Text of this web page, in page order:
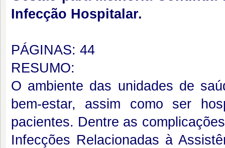
Infecção Hospitalar.
PÁGINAS: 44
RESUMO:
O ambiente das unidades de
bem-estar, assim como ser
pacientes. Dentre as
Infecções Relacionadas à